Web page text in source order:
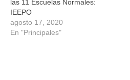
las 11 Escuelas Normales:
IEEPO
agosto 17, 2020
En "Principales"